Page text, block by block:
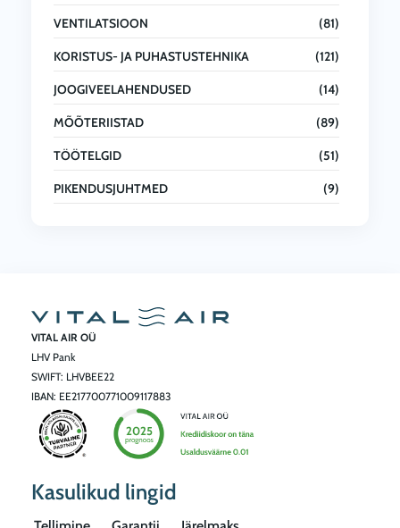
VENTILATSIOON (81)
KORISTUS- JA PUHASTUSTEHNIKA (121)
JOOGIVEELAHENDUSED (14)
MÕÕTERIISTAD (89)
TÖÖTELGID (51)
PIKENDUSJUHTMED (9)
VITAL AIR OÜ
LHV Pank
SWIFT: LHVBEE22
IBAN: EE217700771009117883
Kasulikud lingid